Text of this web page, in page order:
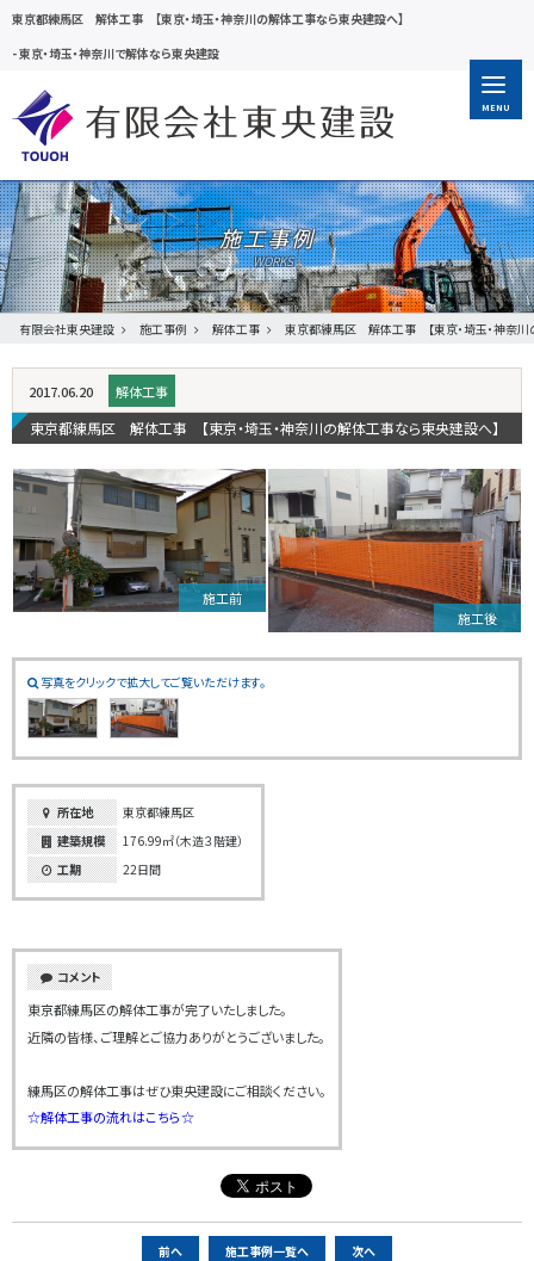
東京都練馬区 解体工事 【東京・埼玉・神奈川の解体工事なら東央建設へ】
-東京・埼玉・神奈川で解体なら東央建設
MENU
施工事例
有限会社東央建設 施工事例 解体工事 東京都練馬区 解体工事 【東京・埼玉・神奈川
2017.06.20 解体工事
東京都練馬区 解体工事 【東京・埼玉・神奈川の解体工事なら東央建設へ】
施工前
施工後
写真をクリックで拡大してご覧いただけます。
所在地
東京都練馬区
建築規模
176.99㎡（木造３階建）
工期
22日間
コメント
東京都練馬区の解体工事が完了いたしました。
近隣の皆様、ご理解とご協力ありがとうございました。
練馬区の解体工事はぜひ東央建設にご相談ください。
☆解体工事の流れはこちら☆
前へ 施工事例一覧へ 次へ